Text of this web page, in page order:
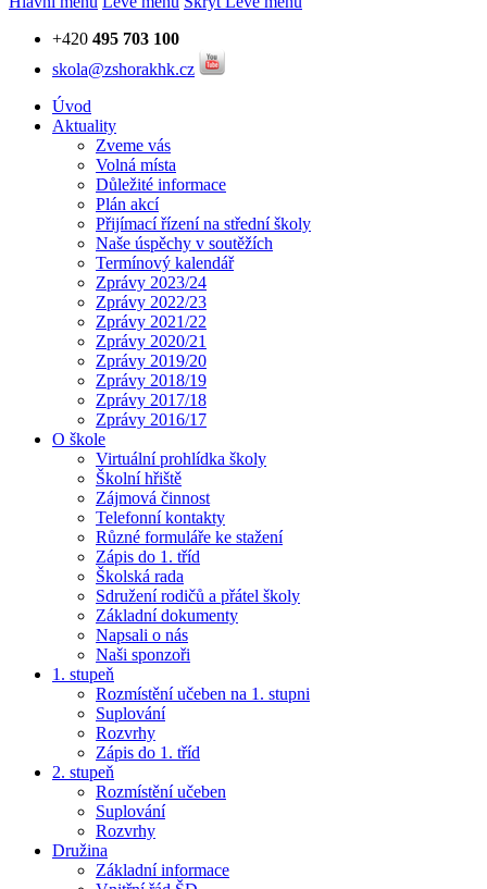
+420 495 703 100
skola@zshorakhk.cz
Úvod
Aktuality
Zveme vás
Volná místa
Důležité informace
Plán akcí
Přijímací řízení na střední školy
Naše úspěchy v soutěžích
Termínový kalendář
Zprávy 2023/24
Zprávy 2022/23
Zprávy 2021/22
Zprávy 2020/21
Zprávy 2019/20
Zprávy 2018/19
Zprávy 2017/18
Zprávy 2016/17
O škole
Virtuální prohlídka školy
Školní hřiště
Zájmová činnost
Telefonní kontakty
Různé formuláře ke stažení
Zápis do 1. tříd
Školská rada
Sdružení rodičů a přátel školy
Základní dokumenty
Napsali o nás
Naši sponzoři
1. stupeň
Rozmístění učeben na 1. stupni
Suplování
Rozvrhy
Zápis do 1. tříd
2. stupeň
Rozmístění učeben
Suplování
Rozvrhy
Družina
Základní informace